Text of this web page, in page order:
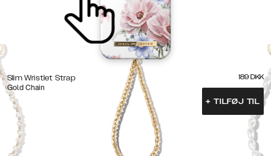
Slim Wristlet Strap
Gold Chain
189 DKK
+ TILFØJ TIL